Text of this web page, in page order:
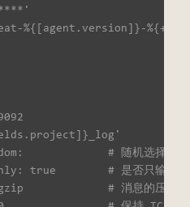
# 随机选择每个消
true        # 是否只输出到可访
# 消息的压缩格式